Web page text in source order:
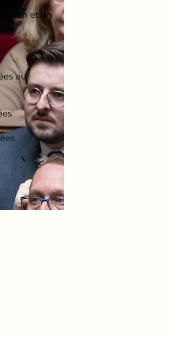
et en
au